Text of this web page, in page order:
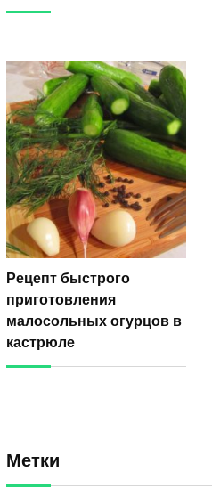
Рецепт быстрого
приготовления
малосольных огурцов в
кастрюле
Метки